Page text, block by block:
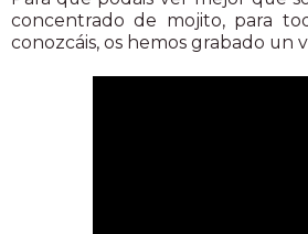
concentrado de mojito, para
conozcáis, os hemos grabado un